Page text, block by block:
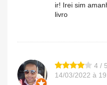
ir! Irei sim
livro
4 / 5
14/03/2022 à